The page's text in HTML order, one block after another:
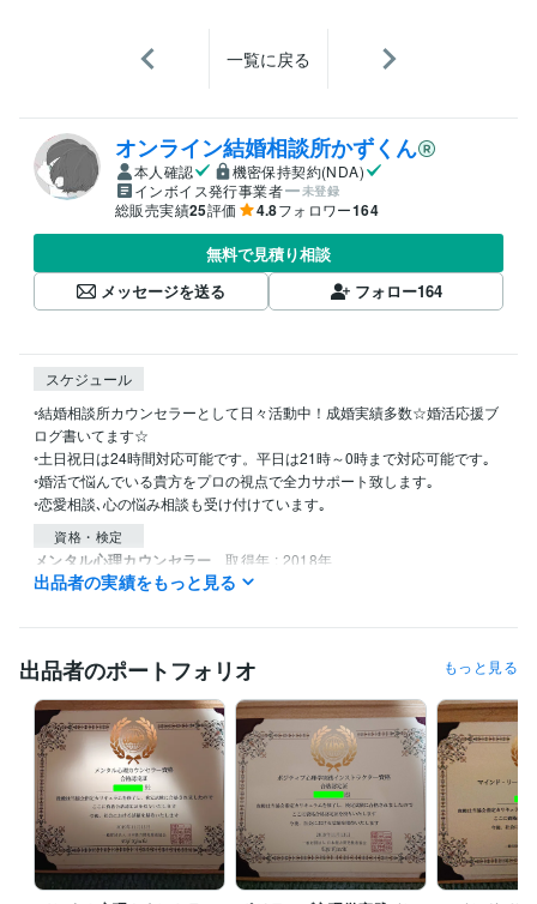
一覧に戻る
オンライン結婚相談所かずくん
本人確認
機密保持契約(NDA)
インボイス発行事業者
未登録
総販売実績25評価 4.8フォロワー164
無料で見積り相談
メッセージを送る
フォロー164
スケジュール
◦結婚相談所カウンセラーとして日々活動中！成婚実績多数☆婚活応援ブ
ログ書いてます☆
◦土日祝日は24時間対応可能です。平日は21時～0時まで対応可能です｡
◦婚活で悩んでいる貴方をプロの視点で全力サポート致します｡
◦恋愛相談､心の悩み相談も受け付けています｡
資格・検定
メンタル心理カウンセラー 取得年 : 2018年
ポジティブ心理学実践インストラクター
得意分野
人間関係 相談
婚活 恋愛 悩み 人間関係 話相手 愚痴聞き
出品者の実績をもっと見る
出品者のポートフォリオ もっと見る